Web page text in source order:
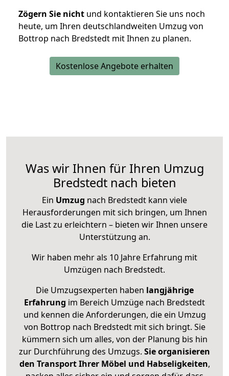
Zögern Sie nicht und kontaktieren Sie uns noch
heute, um Ihren deutschlandweiten Umzug von
Bottrop nach Bredstedt mit Ihnen zu planen.
Kostenlose Angebote erhalten
Was wir Ihnen für Ihren Umzug
Bredstedt nach bieten
Ein Umzug nach Bredstedt kann viele
Herausforderungen mit sich bringen, um Ihnen
die Last zu erleichtern – bieten wir Ihnen unsere
Unterstützung an.
Wir haben mehr als 10 Jahre Erfahrung mit
Umzügen nach Bredstedt.
Die Umzugsexperten haben langjährige
Erfahrung im Bereich Umzüge nach Bredstedt
und kennen die Anforderungen, die ein Umzug
von Bottrop nach Bredstedt mit sich bringt. Sie
kümmern sich um alles, von der Planung bis hin
zur Durchführung des Umzugs. Sie organisieren
den Transport Ihrer Möbel und Habseligkeiten,